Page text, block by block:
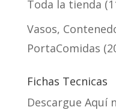
Toda la tienda
Vasos,
PortaComidas
Fichas Tecnicas
Descargue Aquí